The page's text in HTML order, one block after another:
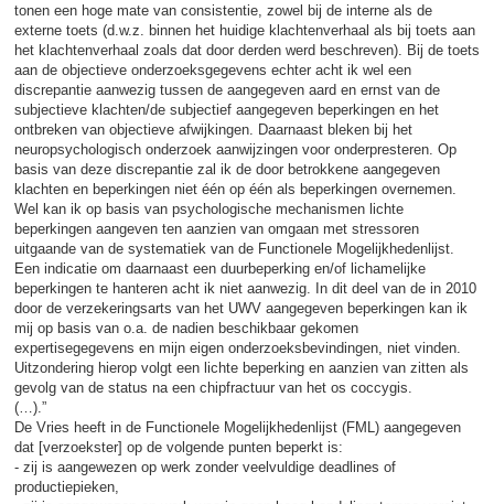
tonen een hoge mate van consistentie, zowel bij de interne als de
externe toets (d.w.z. binnen het huidige klachtenverhaal als bij toets aan
het klachtenverhaal zoals dat door derden werd beschreven). Bij de toets
aan de objectieve onderzoeksgegevens echter acht ik wel een
discrepantie aanwezig tussen de aangegeven aard en ernst van de
subjectieve klachten/de subjectief aangegeven beperkingen en het
ontbreken van objectieve afwijkingen. Daarnaast bleken bij het
neuropsychologisch onderzoek aanwijzingen voor onderpresteren. Op
basis van deze discrepantie zal ik de door betrokkene aangegeven
klachten en beperkingen niet één op één als beperkingen overnemen.
Wel kan ik op basis van psychologische mechanismen lichte
beperkingen aangeven ten aanzien van omgaan met stressoren
uitgaande van de systematiek van de Functionele Mogelijkhedenlijst.
Een indicatie om daarnaast een duurbeperking en/of lichamelijke
beperkingen te hanteren acht ik niet aanwezig. In dit deel van de in 2010
door de verzekeringsarts van het UWV aangegeven beperkingen kan ik
mij op basis van o.a. de nadien beschikbaar gekomen
expertisegegevens en mijn eigen onderzoeksbevindingen, niet vinden.
Uitzondering hierop volgt een lichte beperking en aanzien van zitten als
gevolg van de status na een chipfractuur van het os coccygis.
(…).”
De Vries heeft in de Functionele Mogelijkhedenlijst (FML) aangegeven
dat [verzoekster] op de volgende punten beperkt is:
- zij is aangewezen op werk zonder veelvuldige deadlines of
productiepieken,